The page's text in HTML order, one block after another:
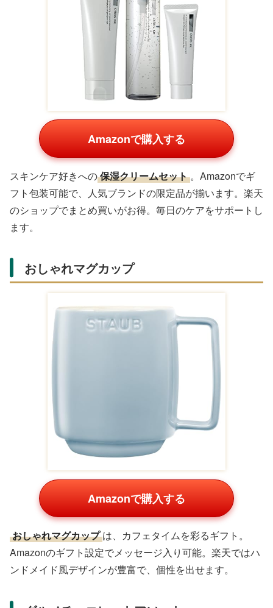
Amazonで購入する
ライム会員なら送料無料でお急ぎ便対応。ノイズキャンセ
リング機能付きモデルがおすすめ。楽天でレビュー高評価
のものをチェックしましょう。
保湿クリームセット
Amazonで購入する
スキンケア好きへの